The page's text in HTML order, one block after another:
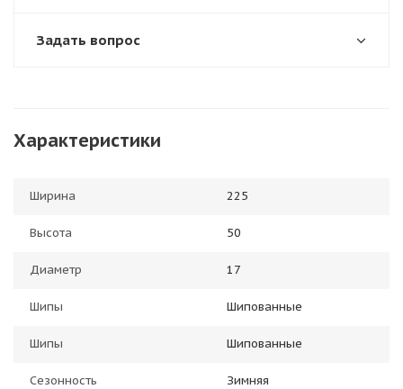
Задать вопрос
Характеристики
Ширина 225
Высота 50
Диаметр 17
Шипы Шипованные
Шипы Шипованные
Сезонность Зимняя